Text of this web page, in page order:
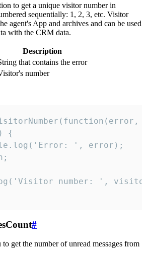
to get a unique visitor number in
sequentially: 1, 2, 3, etc. Visitor
agent's App and archives and can be used
with the CRM data.
Description
that contains the error
number
{
', error);
number: ',
#
get the number of unread messages from